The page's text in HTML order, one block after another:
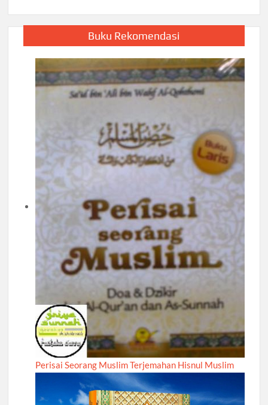
Buku Rekomendasi
Perisai Seorang Muslim Terjemahan Hisnul Muslim